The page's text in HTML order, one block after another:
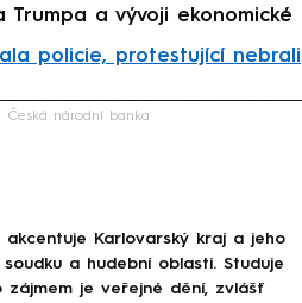
a vývoji ekonomické
policie, protestující nebrali
Česká národní banka
Karlovarský kraj a jeho
a hudební oblasti. Studuje
zájmem je veřejné dění, zvlášť